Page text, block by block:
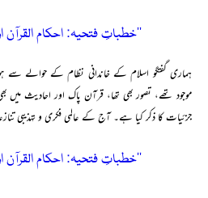
’’خطباتِ فتحیہ: احکام القرآن
ہماری گفتگو اسلام کے خاندانی نظام کے حوالے
موجود تھے، تصور بھی تھا، قرآن پاک اور احادیث
جزئیات کا ذکر کیا ہے۔ آج کے عالمی فکری و تہذیبی
’’خطباتِ فتحیہ: احکام القرآن